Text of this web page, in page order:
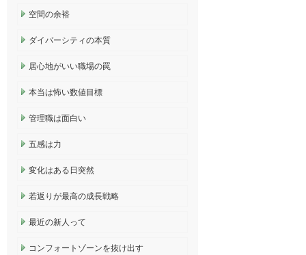
空間の余裕
ダイバーシティの本質
居心地がいい職場の罠
本当は怖い数値目標
管理職は面白い
五感は力
変化はある日突然
若返りが最高の成長戦略
最近の新人って
コンフォートゾーンを抜け出す